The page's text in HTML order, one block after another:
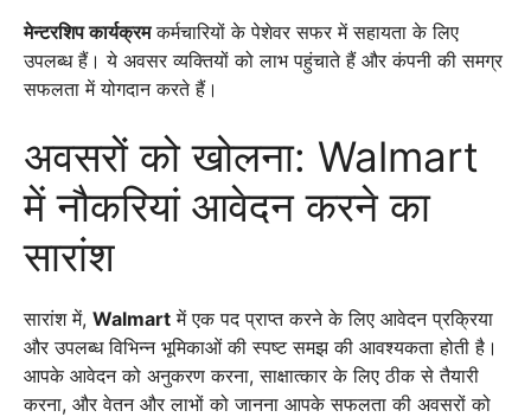
मेन्टरशिप कार्यक्रमकर्मचारियों के पेशेवर सफर में सहायता के लिए
उपलब्ध हैं। ये अवसर व्यक्तियों को लाभ पहुंचाते हैं और कंपनी की समग्र
सफलता में योगदान करते हैं।
अवसरों को खोलना: Walmart
में नौकरियां आवेदन करने का
सारांश
सारांश में, Walmart में एक पद प्राप्त करने के लिए आवेदन प्रक्रिया
और उपलब्ध विभिन्न भूमिकाओं की स्पष्ट समझ की आवश्यकता होती है।
आपके आवेदन को अनुकरण करना, साक्षात्कार के लिए ठीक से तैयारी
करना, और वेतन और लाभों को जानना आपके सफलता की अवसरों को